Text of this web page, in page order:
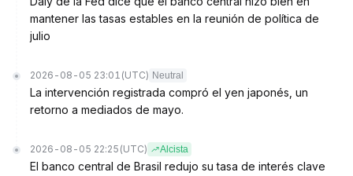
mantener las tasas estables en la reunión de política de
julio
2026-08-05 23:01 (UTC) Neutral
La intervención registrada compró el yen japonés, un
retorno a mediados de mayo.
2026-08-05 22:25 (UTC) Alcista
El banco central de Brasil redujo su tasa de interés clave